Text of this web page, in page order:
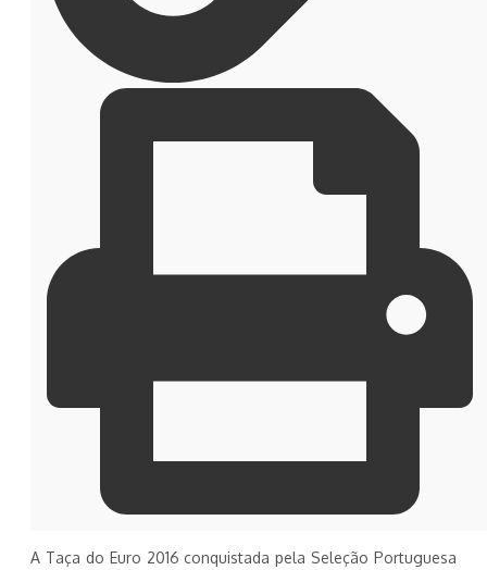
A Taça do Euro 2016 conquistada pela Seleção Portuguesa